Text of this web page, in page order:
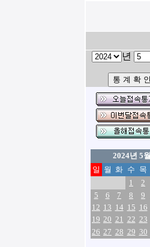
년
2024년 5월
일 월 화 수 목
1
2
5
6 7 8 9
12 13 14 15 16
19 20 21 22 23
26 27 28 29 30